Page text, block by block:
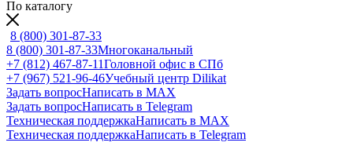
По каталогу
8 (800) 301-87-33
8 (800) 301-87-33Многоканальный
+7 (812) 467-87-11Головной офис в СПб
+7 (967) 521-96-46Учебный центр Dilikat
Задать вопросНаписать в MAX
Задать вопросНаписать в Telegram
Техническая поддержкаНаписать в MAX
Техническая поддержкаНаписать в Telegram